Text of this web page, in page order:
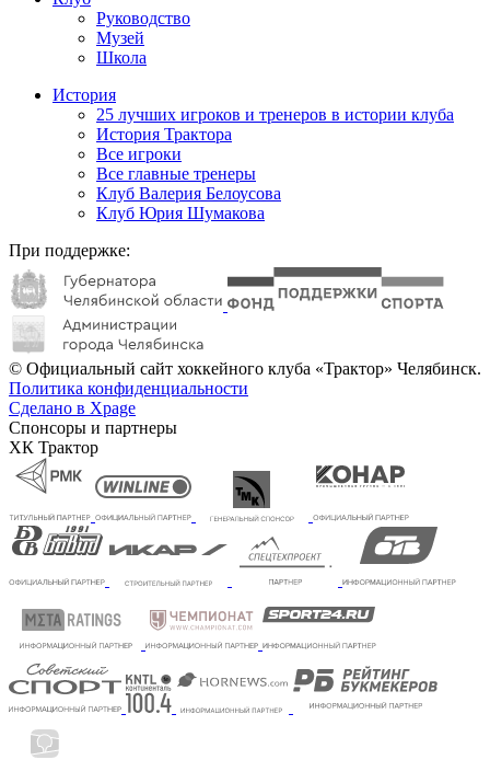
Руководство
Музей
Школа
История
25 лучших игроков и тренеров в истории клуба
История Трактора
Все игроки
Все главные тренеры
Клуб Валерия Белоусова
Клуб Юрия Шумакова
При поддержке:
© Официальный сайт хоккейного клуба «Трактор» Челябинск.
Политика конфиденциальности
Сделано в Xpage
Спонсоры и партнеры
ХК Трактор